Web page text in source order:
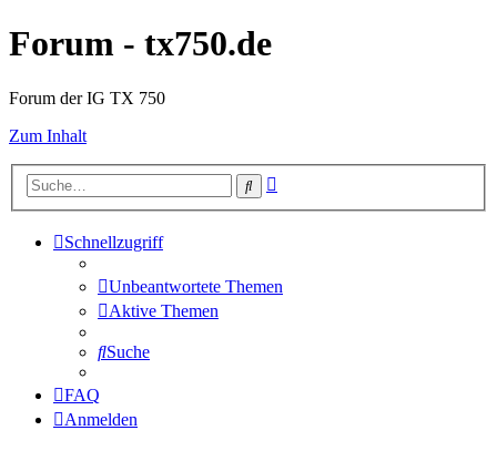
Forum - tx750.de
Forum der IG TX 750
Zum Inhalt
Suche
Schnellzugriff
Unbeantwortete Themen
Aktive Themen
Suche
FAQ
Anmelden